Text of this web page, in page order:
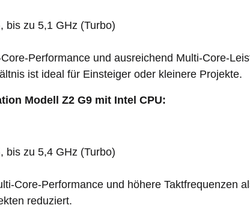
bis zu 5,1 GHz (Turbo)
Performance und ausreichend Multi-Core-
ist ideal für Einsteiger oder kleinere Projekte.
Modell Z2 G9 mit Intel CPU:
bis zu 5,4 GHz (Turbo)
Core-Performance und höhere Taktfrequenzen
reduziert.